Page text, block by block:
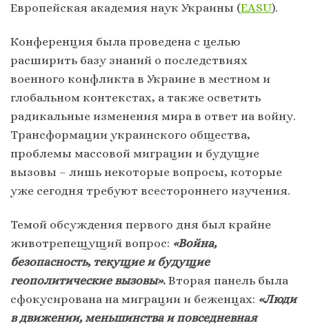
Европейская академия наук Украины (EASU).
Конференция была проведена с целью
расширить базу знаний о последствиях
военного конфликта в Украине в местном и
глобальном контекстах, а также осветить
радикальные изменения мира в ответ на войну.
Трансформации украинского общества,
проблемы массовой миграции и будущие
вызовы – лишь некоторые вопросы, которые
уже сегодня требуют всестороннего изучения.
Темой обсуждения первого дня был крайне
животрепещущий вопрос: «Война,
безопасность, текущие и будущие
геополитические вызовы». Вторая панель была
сфокусирована на миграции и беженцах: «Люди
в движении, меньшинства и повседневная